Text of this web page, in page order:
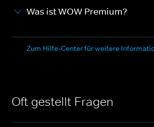
Was ist WOW Premium?
Zum Hilfe-Center für weitere
Oft gestellt Fragen